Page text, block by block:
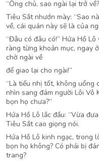
“Ông chủ, sao ngài lại trở
Tiêu Sắt nhướn mày: “Sao
về, cái quán này sẽ là của
“Đâu có đâu có!” Hứa Hồ
ràng từng khoản mục, ngay
chờ ngài về
để giao lại cho ngài!”
“Là tiểu nhị tốt, không uổng
nhìn sang đám người Lôi Vô
bọn họ chưa?”
Hứa Hồ Lô lắc đầu: “Vừa đưa
Tiêu Sắt cao giọng nói.
Hứa Hồ Lô kinh ngạc, trong
bọn họ không? Có phải bị
trang?